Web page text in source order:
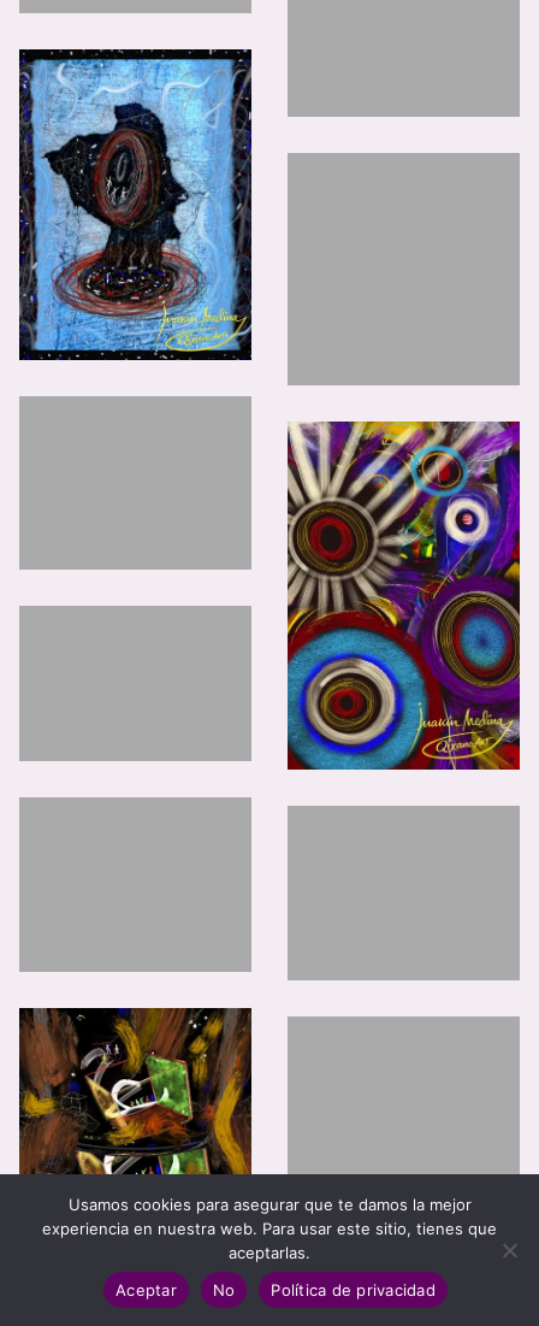
Usamos cookies para asegurar que te damos la mejor
experiencia en nuestra web. Para usar este sitio, tienes que
aceptarlas.
Aceptar
No Política de privacidad